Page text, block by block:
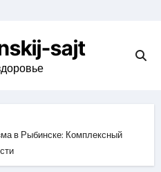
sajt
в Рыбинске: Комплексный